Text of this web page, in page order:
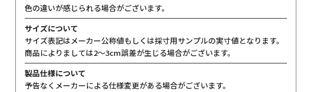
色の違いが感じられる場合がございます。
サイズについて
サイズ表記はメーカー公称値もしくは採寸用サンプルの実寸値となります。
商品によりましては2〜3cm誤差が生じる場合がございます。
製品仕様について
予告なくメーカーによる仕様変更がある場合がございます。